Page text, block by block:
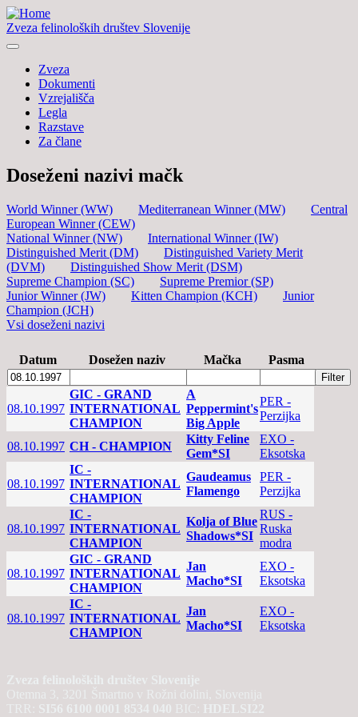
Zveza felinoloških društev Slovenije
Zveza
Dokumenti
Vzrejališča
Legla
Razstave
Za člane
Doseženi nazivi mačk
World Winner (WW) Mediterranean Winner (MW)
Central
European Winner (CEW)
National Winner (NW)
International Winner (IW)
Distinguished Merit (DM)
Distinguished Variety Merit
(DVM)
Distinguished Show Merit (DSM)
Supreme Champion (SC)
Supreme Premior (SP)
Junior Winner (JW)
Kitten Champion (KCH)
Junior
Champion (JCH)
Vsi doseženi nazivi
Datum Dosežen naziv Mačka Pasma
08.10.1997
GIC - GRAND
INTERNATIONAL
CHAMPION
A
Peppermint's
Big Apple
PER -
Perzijka
08.10.1997 CH - CHAMPION
Kitty Feline
Gem*SI
EXO -
Eksotska
08.10.1997
IC -
INTERNATIONAL
CHAMPION
Gaudeamus
Flamengo
PER -
Perzijka
08.10.1997
IC -
INTERNATIONAL
CHAMPION
Kolja of Blue
Shadows*SI
RUS -
Ruska
modra
08.10.1997
GIC - GRAND
INTERNATIONAL
CHAMPION
Jan
Macho*SI
EXO -
Eksotska
08.10.1997
IC -
INTERNATIONAL
CHAMPION
Jan
Macho*SI
EXO -
Eksotska